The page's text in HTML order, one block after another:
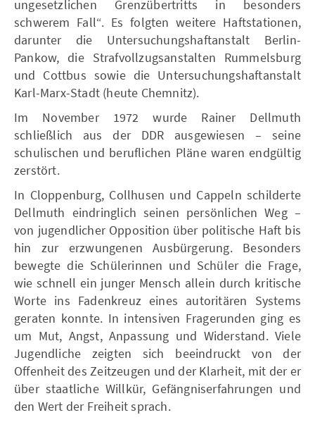
ungesetzlichen Grenzübertritts in besonders
schwerem Fall“. Es folgten weitere Haftstationen,
darunter die Untersuchungshaftanstalt Berlin-
Pankow, die Strafvollzugsanstalten Rummelsburg
und Cottbus sowie die Untersuchungshaftanstalt
Karl-Marx-Stadt (heute Chemnitz).
Im November 1972 wurde Rainer Dellmuth
schließlich aus der DDR ausgewiesen – seine
schulischen und beruflichen Pläne waren endgültig
zerstört.
In Cloppenburg, Collhusen und Cappeln schilderte
Dellmuth eindringlich seinen persönlichen Weg –
von jugendlicher Opposition über politische Haft bis
hin zur erzwungenen Ausbürgerung. Besonders
bewegte die Schülerinnen und Schüler die Frage,
wie schnell ein junger Mensch allein durch kritische
Worte ins Fadenkreuz eines autoritären Systems
geraten konnte. In intensiven Fragerunden ging es
um Mut, Angst, Anpassung und Widerstand. Viele
Jugendliche zeigten sich beeindruckt von der
Offenheit des Zeitzeugen und der Klarheit, mit der er
über staatliche Willkür, Gefängniserfahrungen und
den Wert der Freiheit sprach.